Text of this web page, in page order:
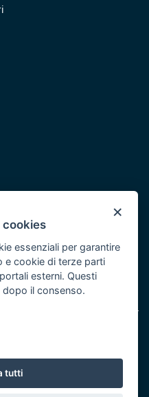
POR Puglia 2014/2020 -
×
cookies
essenziali per garantire
e cookie di terze parti
esterni. Questi
il consenso.
tutti